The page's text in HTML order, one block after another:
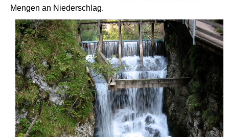
Mengen an Niederschlag.